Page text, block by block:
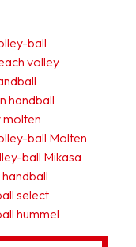
ball
volley
handball
molten
ball Molten
ball Mikasa
select
hummel